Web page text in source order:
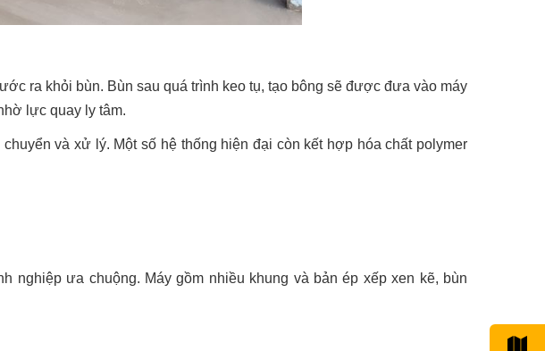
ra khỏi bùn. Bùn sau quá trình keo tụ, tạo bông sẽ được đưa vào máy
lực quay ly tâm.
và xử lý. Một số hệ thống hiện đại còn kết hợp hóa chất polymer
nghiệp ưa chuộng. Máy gồm nhiều khung và bản ép xếp xen kẽ, bùn